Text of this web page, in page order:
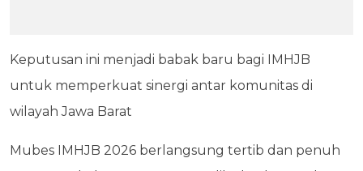
Keputusan ini menjadi babak baru bagi IMHJB
untuk memperkuat sinergi antar komunitas di
wilayah Jawa Barat
Mubes IMHJB 2026 berlangsung tertib dan penuh